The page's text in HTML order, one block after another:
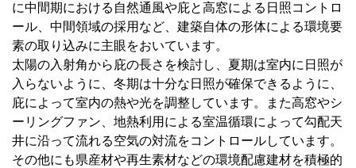
に中間期における自然通風や庇と高窓による日照コントロ
ール、中間領域の採用など、建築自体の形体による環境要
素の取り込みに主眼をおいています。
太陽の入射角から庇の長さを検討し、夏期は室内に日照が
入らないように、冬期は十分な日照が確保できるように、
庇によって室内の熱や光を調整しています。また高窓やシ
ーリングファン、地熱利用による室温循環によって勾配天
井に沿って流れる空気の対流をコントロールしています。
その他にも県産材や再生素材などの環境配慮建材を積極的